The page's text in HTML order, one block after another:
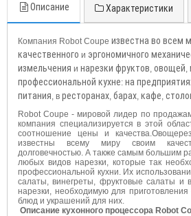
Описание Характеристики
Компания Robot Coupe известна во всем
качественного и эргономичного
измельчения и нарезки фруктов овощей
профессиональной кухне: на
питания , в ресторанах барах кафе
Robot Coupe - мировой лидер по
компания специализируется в этой
соотношение цены и
известны всему миру своим
долговечностью. А также самым большим
любых видов нарезки, которые так
профессиональной кухни. Их
салаты, винегреты, фруктовые салаты
нарезки, необходимую для приготовления
блюд и украшений для них.
Описание кухонного процессора Robot